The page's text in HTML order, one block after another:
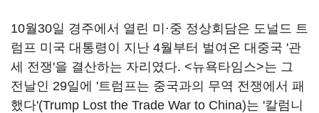
10월30일 경주에서 열린 미·중 정상회담은 도널드 트
럼프 미국 대통령이 지난 4월부터 벌여온 대중국 '관
세 전쟁'을 결산하는 자리였다. <뉴욕타임스>는 그
전날인 29일에 '트럼프는 중국과의 무역 전쟁에서 패
했다'(Trump Lost the Trade War to China)는 '칼럼니